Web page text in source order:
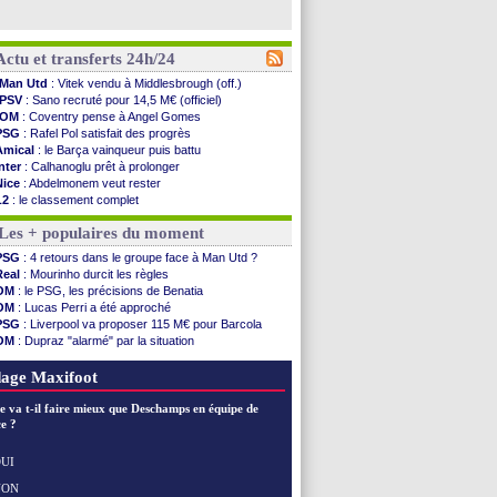
et transferts 24h/24
Man Utd : Vitek vendu à Middlesbrough (off.)
PSV : Sano recruté pour 14,5 M€ (officiel)
OM : Coventry pense à Angel Gomes
: Rafel Pol satisfait des progrès
: le Barça vainqueur puis battu
: Calhanoglu prêt à prolonger
: Abdelmonem veut rester
: le classement complet
: les résultats de la soirée
: Le Havre renversé par Oviedo
: Nice battu aux tirs au but
: Ivanovic proche de Lens
: Dupraz "alarmé" par la situation
: Alvarez, le Barça va revoir son offre
: Mbamba prêté par Leverkusen (officiel)
: le Real bat Ferencvaros
: Lukaku dit oui à Fenerbahçe
: un nouveau nul pour Le Mans
Galaxy: Sergi Roberto a signé (officiel)
+ populaires du moment
: 4 retours dans le groupe face à Man Utd ?
: Mourinho durcit les règles
: le PSG, les précisions de Benatia
: Lucas Perri a été approché
: Liverpool va proposer 115 M€ pour Barcola
: Dupraz "alarmé" par la situation
: B. Genesio - "ce n'est pas idéal"
Maxifoot
va t-il faire mieux que Deschamps en équipe de
?